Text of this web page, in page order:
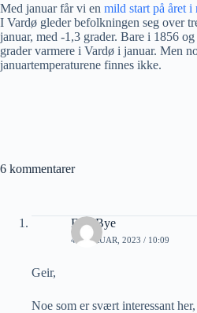
Med januar får vi en mild start på året i
I Vardø gleder befolkningen seg over
januar, med -1,3 grader. Bare i 1856
grader varmere i Vardø i januar. Men
januartemperaturene finnes ikke.
6 kommentarer
Erik Bye
4 FEBRUAR, 2023 / 10:09
Geir,
Noe som er svært interessant